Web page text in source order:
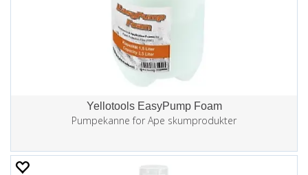
Yellotools EasyPump Foam
Pumpekanne for Ape skumprodukter